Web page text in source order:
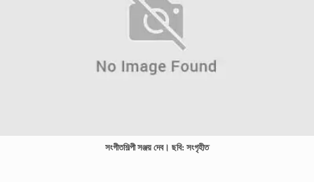
সংগীতশিল্পী সঞ্জয় দেব। ছবি: সংগৃহীত